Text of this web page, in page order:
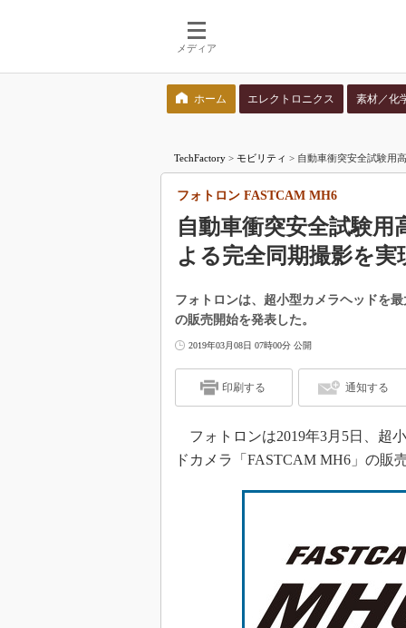
メディア
ホーム エレクトロニクス 素材／化
TechFactory > モビリティ > 自動車衝突安全試験用
自動車衝突安全試験
よる完全同期撮影を実
フォトロン FASTCAM MH6
フォトロンは、超小型カメラヘッドを
の販売開始を発表した。
2019年03月08日 07時00分 公開
印刷する 通知する
フォトロンは2019年3月5日、超
ドカメラ「FASTCAM MH6」の販